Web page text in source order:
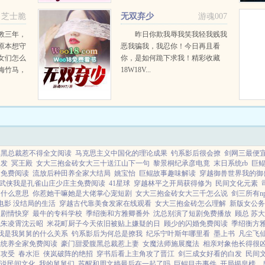
为人生系统出了BUG！原本...
芝士脆
三年，
本想守
们怎么
竹马，
包围
游魂007
无双弃少
昨日你欺我辱我笑我轻我贱我
恶我骗我，我忍你！今日再且看
你，是如何跪下求我！精彩收藏
18W18V...
总裁惹不得全文阅读 马克思主义中国化的理论成果 钓系影后很会撩 剑网三最便
冥王殿 女大三抱金砖女大三十送江山下一句 黎景桐纪承彦电竟 末日系统rb 巨
费阅读 流放后种田养全家大结局 姚宝怡 巨鲲故事趣味解读 穿越御兽世界我的
侠我是孔雀山庄少庄主免费阅读 41星球 穿越林平之开局获得修为 民间文化元素
么意思 你惹她干嘛她是大佬掌心宠短剧 女大三抱金砖女大三千怎么说 剑三所有
影 没结局的生活 穿越古代靠美食发家在线观看 女大三抱金砖怎么理解 新版女公
情快穿 最牛的专科学校 季绍衡和方雅卿番外 沈总别演了短剧免费播放 顾总 苏
凌霄沈云昭 米花町厨子今天依旧被贴上嫌疑的日 顾少的闪婚免费阅读 季绍衡方
是我舅舅的什么关系 钓系影后为何总是撩我 纪乐宁叶斯年哪里看 墨上书
凡尘飞
养全家免费阅读 豪门甜爱腹黑总裁惹上妻 女魔法师施展魔法 相亲对象他长得很
受 春水洰 侠岚破阵的绝招 穿书后看上主角攻了晋江 剑三成女好看的白发 民间